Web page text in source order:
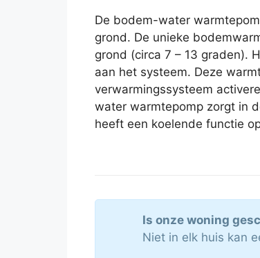
De bodem-water
grond. De unieke
grond (circa 7 – 13 graden).
aan het systeem. Deze
verwarmingssysteem
water warmtepomp zorgt in
heeft een koelende functie
Is onze woning
Niet in elk huis kan